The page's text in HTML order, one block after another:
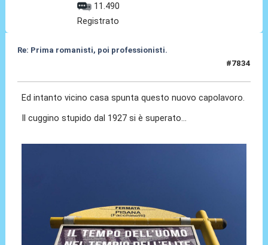
11.490
Registrato
Re: Prima romanisti, poi professionisti.
#7834
Ed intanto vicino casa spunta questo nuovo capolavoro.
Il cuggino stupido dal 1927 si è superato...